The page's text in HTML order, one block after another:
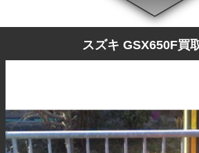
スズキ GSX650F買